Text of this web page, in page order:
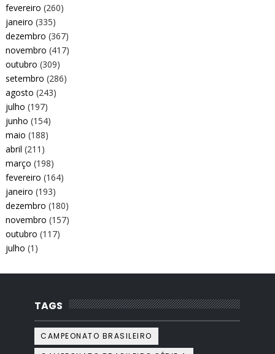
fevereiro (260)
janeiro (335)
dezembro (367)
novembro (417)
outubro (309)
setembro (286)
agosto (243)
julho (197)
junho (154)
maio (188)
abril (211)
março (198)
fevereiro (164)
janeiro (193)
dezembro (180)
novembro (157)
outubro (117)
julho (1)
TAGS
CAMPEONATO BRASILEIRO